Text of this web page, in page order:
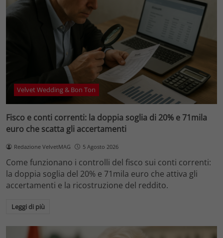
Velvet Wedding & Bon Ton
Fisco e conti correnti: la doppia soglia di 20% e 71mila
euro che scatta gli accertamenti
Redazione VelvetMAG 5 Agosto 2026
Come funzionano i controlli del fisco sui conti correnti:
la doppia soglia del 20% e 71mila euro che attiva gli
accertamenti e la ricostruzione del reddito.
Leggi di più